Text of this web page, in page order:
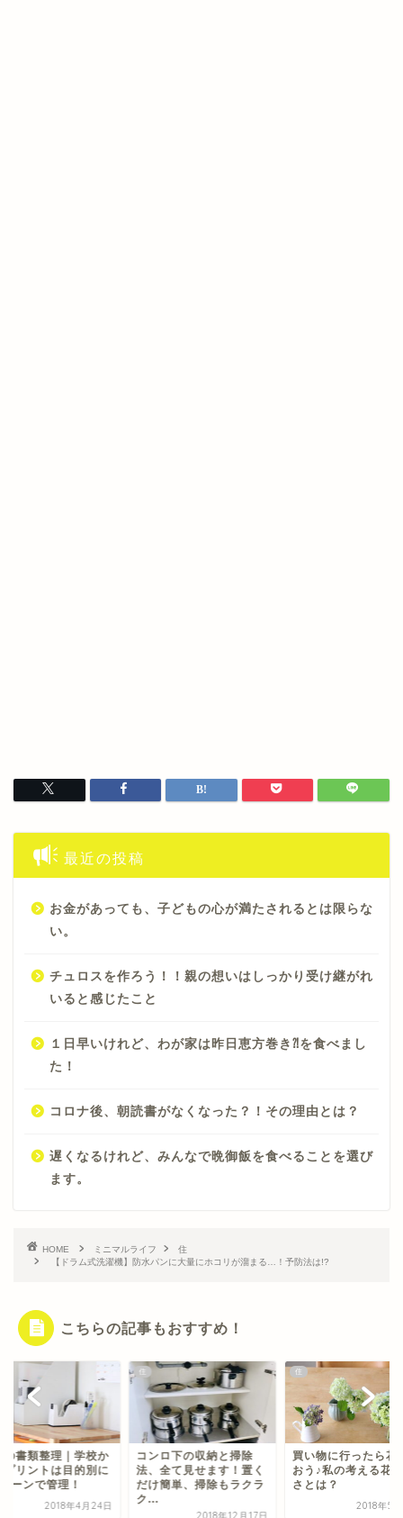
最近の投稿
お金があっても、子どもの心が満たされるとは限らな
い。
チュロスを作ろう！！親の想いはしっかり受け継がれ
いると感じたこと
１日早いけれど、わが家は昨日恵方巻き⁈を食べまし
た！
コロナ後、朝読書がなくなった？！その理由とは？
遅くなるけれど、みんなで晩御飯を食べることを選び
ます。
HOME ミニマルライフ
住
【ドラム式洗濯機】防水パンに大量にホコリが溜まる…！予防法は!?
こちらの記事もおすすめ！
の書類整理｜学校か
プリントは目的別に
ーンで管理！
2018年4月24日
住
コンロ下の収納と掃除
法、全て見せます！置く
だけ簡単、掃除もラクラ
ク...
住
買い物に行ったら花
おう♪私の考える花
さとは？
2018年5